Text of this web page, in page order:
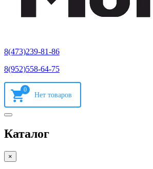
8(473)239-81-86
8(952)558-64-75
0
Каталог
×